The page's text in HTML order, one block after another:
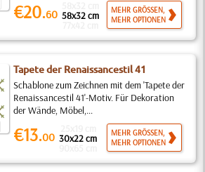
€20.60 58x32 cm
MEHR GRÖSSEN,
MEHR OPTIONEN
Tapete der Renaissancestil 41
Schablone zum Zeichnen mit dem 'Tapete der
Renaissancestil 41'-Motiv. Für Dekoration
der Wände, Möbel,...
€13.00 30x22 cm
MEHR GRÖSSEN,
MEHR OPTIONEN